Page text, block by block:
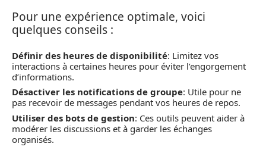
Pour une expérience optimale, voici
quelques conseils :
Définir des heures de disponibilité: Limitez vos
interactions à certaines heures pour éviter l’engorgement
d’informations.
Désactiver les notifications de groupe: Utile pour ne
pas recevoir de messages pendant vos heures de repos.
Utiliser des bots de gestion: Ces outils peuvent aider à
modérer les discussions et à garder les échanges
organisés.